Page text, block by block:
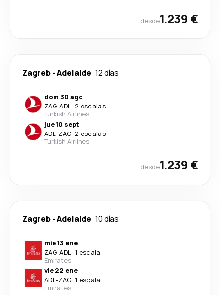
desde1.239 €
Zagreb-Adelaide 12 días
dom 30 ago
ZAG-ADL· 2 escalas
Turkish Airlines
jue 10 sept
ADL-ZAG· 2 escalas
Turkish Airlines
desde1.239 €
Zagreb-Adelaide 10 días
mié 13 ene
ZAG-ADL· 1 escala
Emirates
vie 22 ene
ADL-ZAG· 1 escala
Emirates